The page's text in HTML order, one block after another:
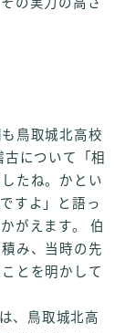
鳥取城北高校
について「相
たね。かとい
すよ」と語っ
がえます。 伯
み、当時の先
とを明かして
、鳥取城北高